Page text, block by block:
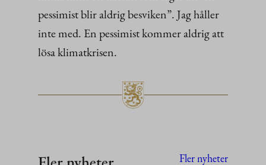
pessimist blir aldrig besviken”. Jag håller
inte med. En pessimist kommer aldrig att
lösa klimatkrisen.
Fler nyheter